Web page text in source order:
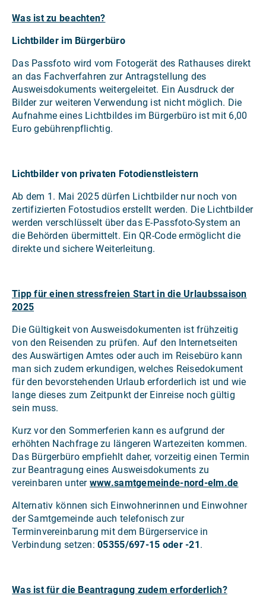
Was ist zu beachten?
Lichtbilder im Bürgerbüro
Das Passfoto wird vom Fotogerät des Rathauses direkt
an das Fachverfahren zur Antragstellung des
Ausweisdokuments weitergeleitet. Ein Ausdruck der
Bilder zur weiteren Verwendung ist nicht möglich. Die
Aufnahme eines Lichtbildes im Bürgerbüro ist mit 6,00
Euro gebührenpflichtig.
Lichtbilder von privaten Fotodienstleistern
Ab dem 1. Mai 2025 dürfen Lichtbilder nur noch von
zertifizierten Fotostudios erstellt werden. Die Lichtbilder
werden verschlüsselt über das E-Passfoto-System an
die Behörden übermittelt. Ein QR-Code ermöglicht die
direkte und sichere Weiterleitung.
Tipp für einen stressfreien Start in die Urlaubssaison
2025
Die Gültigkeit von Ausweisdokumenten ist frühzeitig
von den Reisenden zu prüfen. Auf den Internetseiten
des Auswärtigen Amtes oder auch im Reisebüro kann
man sich zudem erkundigen, welches Reisedokument
für den bevorstehenden Urlaub erforderlich ist und wie
lange dieses zum Zeitpunkt der Einreise noch gültig
sein muss.
Kurz vor den Sommerferien kann es aufgrund der
erhöhten Nachfrage zu längeren Wartezeiten kommen.
Das Bürgerbüro empfiehlt daher, vorzeitig einen Termin
zur Beantragung eines Ausweisdokuments zu
vereinbaren unter www.samtgemeinde-nord-elm.de
Alternativ können sich Einwohnerinnen und Einwohner
der Samtgemeinde auch telefonisch zur
Terminvereinbarung mit dem Bürgerservice in
Verbindung setzen:05355/697-15 oder -21.
Was ist für die Beantragung zudem erforderlich?